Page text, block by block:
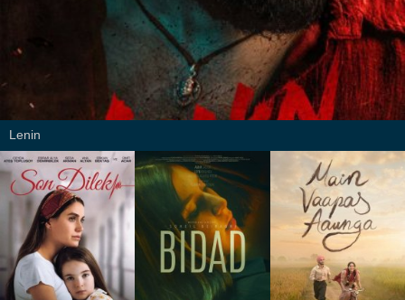
Lenin